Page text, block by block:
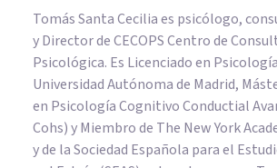
Tomás Santa Cecilia es psicólogo,
y Director de CECOPS Centro de
Psicológica. Es Licenciado en
Universidad Autónoma de Madrid,
en Psicología Cognitivo Conductial
Cohs) y Miembro de The New York
y de la Sociedad Española para el